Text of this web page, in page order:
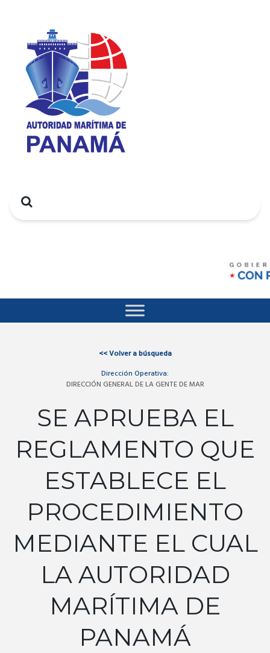
Search
<<Volver a búsqueda
Dirección Operativa:
DIRECCIÓN GENERAL DE LA GENTE DE MAR
SE APRUEBA EL
REGLAMENTO QUE
ESTABLECE EL
PROCEDIMIENTO
MEDIANTE EL CUAL
LA AUTORIDAD
MARÍTIMA DE
PANAMÁ